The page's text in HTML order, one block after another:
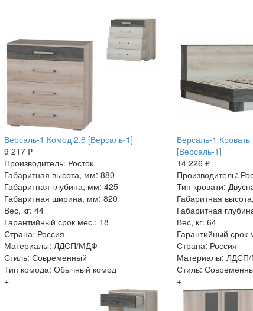
Версаль-1 Комод 2.8 [Версаль-1]
9 217 ₽
Производитель: Росток
Габаритная высота, мм: 880
Габаритная глубина, мм: 425
Габаритная ширина, мм: 820
Вес, кг: 44
Гарантийный срок мес.: 18
Страна: Россия
Материалы: ЛДСП/МДФ
Стиль: Современный
Тип комода: Обычный комод
+
Версаль-1
[Версаль-1]
14 226 ₽
Производитель:
Тип кровати:
Габаритная
Габаритная
Вес, кг: 64
Гарантийный срок
Страна: Россия
Материалы:
Стиль:
+